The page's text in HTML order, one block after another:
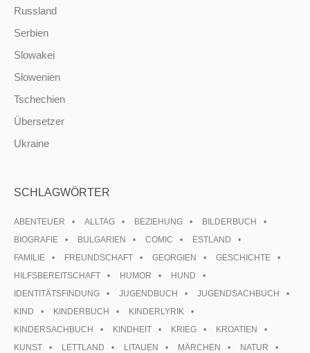
Russland
Serbien
Slowakei
Slowenien
Tschechien
Übersetzer
Ukraine
SCHLAGWÖRTER
ABENTEUER ALLTAG BEZIEHUNG
BILDERBUCH
BIOGRAFIE
BULGARIEN COMIC
ESTLAND
FAMILIE
FREUNDSCHAFT GEORGIEN
GESCHICHTE
HILFSBEREITSCHAFT
HUMOR
HUND
IDENTITÄTSFINDUNG
JUGENDBUCH
JUGENDSACHBUCH
KIND
KINDERBUCH
KINDERLYRIK
KINDERSACHBUCH
KINDHEIT KRIEG
KROATIEN
KUNST
LETTLAND LITAUEN MÄRCHEN
NATUR